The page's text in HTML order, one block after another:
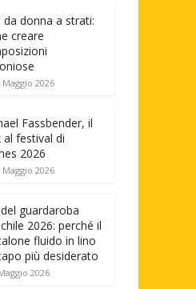
da donna a strati:
creare
Maggio 2026
Fassbender, il
al festival di
2026
Maggio 2026
guardaroba
2026: perché il
fluido in lino
più desiderato
2026